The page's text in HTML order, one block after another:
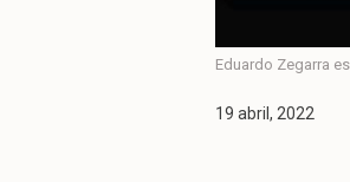
Eduardo Zegarra
19 abril, 2022